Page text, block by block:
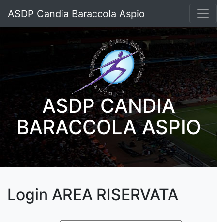
ASDP Candia Baraccola Aspio
ASDP CANDIA
BARACCOLA ASPIO
Login AREA RISERVATA